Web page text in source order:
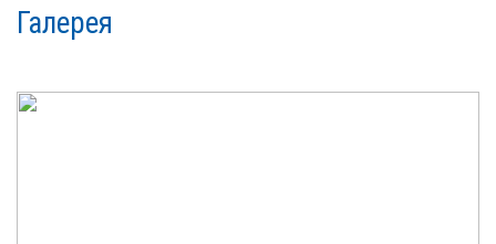
Галерея